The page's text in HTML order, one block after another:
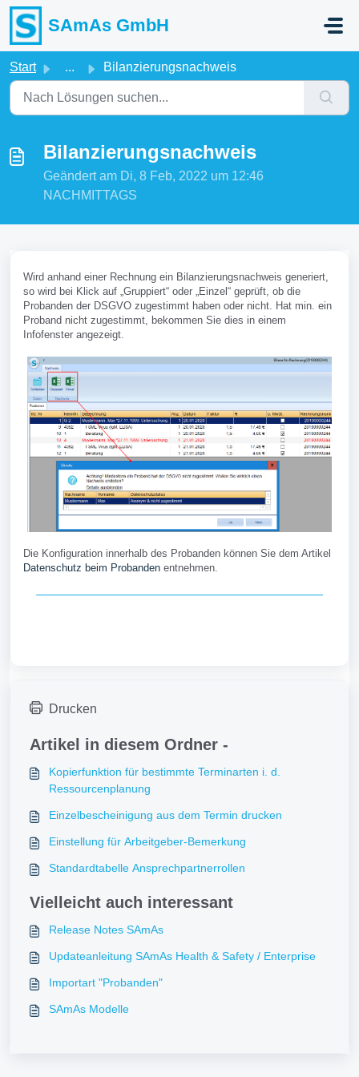
Zum hauptsächlichen Inhalt gehen
SAmAs GmbH
Start ... Bilanzierungsnachweis
Bilanzierungsnachweis
Geändert am Di, 8 Feb, 2022 um 12:46
NACHMITTAGS
Wird anhand einer Rechnung ein Bilanzierungsnachweis generiert,
so wird bei Klick auf „Gruppiert“ oder „Einzel“ geprüft, ob die
Probanden der DSGVO zugestimmt haben oder nicht. Hat min. ein
Proband nicht zugestimmt, bekommen Sie dies in einem
Infofenster angezeigt.
Die Konfiguration innerhalb des Probanden können Sie dem Artikel
Datenschutz beim Probanden entnehmen.
Drucken
Artikel in diesem Ordner -
Kopierfunktion für bestimmte Terminarten i. d.
Ressourcenplanung
Einzelbescheinigung aus dem Termin drucken
Einstellung für Arbeitgeber-Bemerkung
Standardtabelle Ansprechpartnerrollen
Vielleicht auch interessant
Release Notes SAmAs
Updateanleitung SAmAs Health & Safety / Enterprise
Importart "Probanden"
SAmAs Modelle